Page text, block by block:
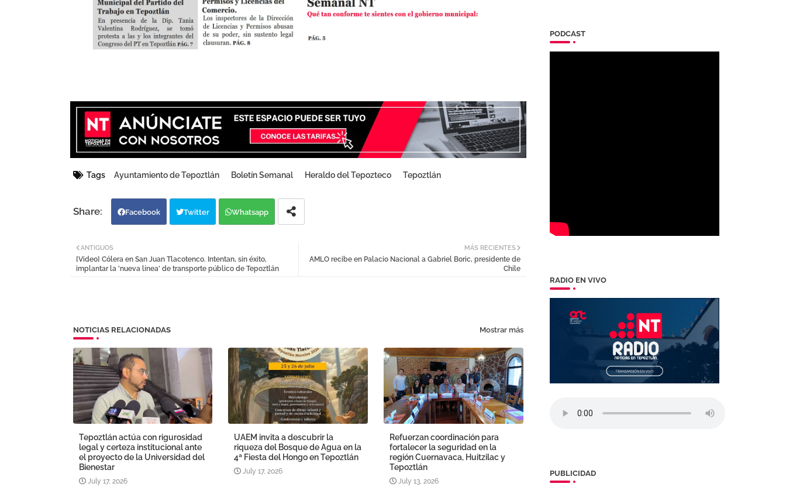
Tags Ayuntamiento de Tepoztlán Boletín Semanal Heraldo del Tepozteco Tepoztlán
Facebook Twitter Whatsapp
MÁS RECIENTES
AMLO recibe en Palacio Nacional a Gabriel Boric, presidente de
Chile
ANTIGUOS
[Video] Cólera en San Juan Tlacotenco. Intentan, sin éxito,
implantar la 'nueva línea' de transporte público de Tepoztlán
NOTICIAS RELACIONADAS Mostrar más
Tepoztlán actúa con rigurosidad
legal y certeza institucional ante
el proyecto de la Universidad del
Bienestar
July 17, 2026
UAEM invita a descubrir la
riqueza del Bosque de Agua en la
4ª Fiesta del Hongo en Tepoztlán
July 17, 2026
Refuerzan coordinación para
fortalecer la seguridad en la
región Cuernavaca, Huitzilac y
Tepoztlán
July 13, 2026
PODCAST
RADIO EN VIVO
PUBLICIDAD